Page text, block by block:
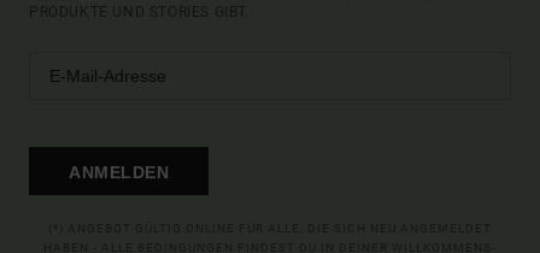
PRODUKTE UND STORIES GIBT.
ANMELDEN